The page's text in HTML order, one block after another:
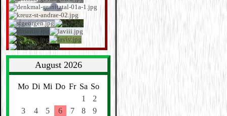
August 2026
Mo Di Mi Do Fr Sa So
1
2
3
4 5 6 7 8
9